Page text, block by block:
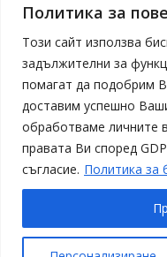
Политика за
Този сайт използва
задължителни за
помагат да подобрим
доставим успешно
обработваме личните
правата Ви според
съгласие. Политика за
Отказ от поръчка и